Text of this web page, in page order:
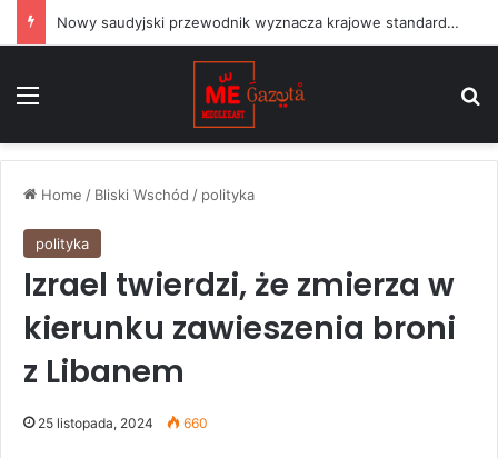
Nowy saudyjski przewodnik wyznacza krajowe standardy dla projektów sztuki publicznej
Home / Bliski Wschód / polityka
polityka
Izrael twierdzi, że zmierza w
kierunku zawieszenia broni
z Libanem
25 listopada, 2024 660